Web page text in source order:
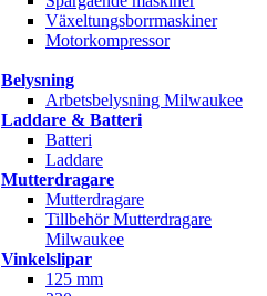
Växeltungsborrmaskiner
Motorkompressor
Belysning
Arbetsbelysning Milwaukee
Laddare & Batteri
Batteri
Laddare
Mutterdragare
Mutterdragare
Tillbehör Mutterdragare
Milwaukee
Vinkelslipar
125 mm